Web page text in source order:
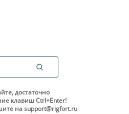
достаточно
клавиш Ctrl+Enter!
на support@rigfort.ru